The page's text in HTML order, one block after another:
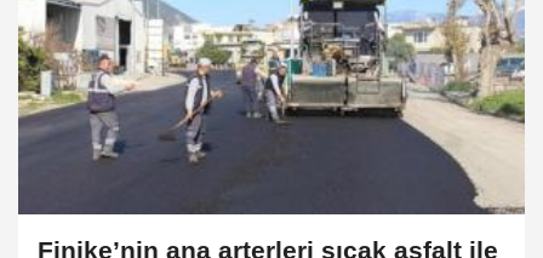
Finike’nin ana arterleri sıcak asfalt ile